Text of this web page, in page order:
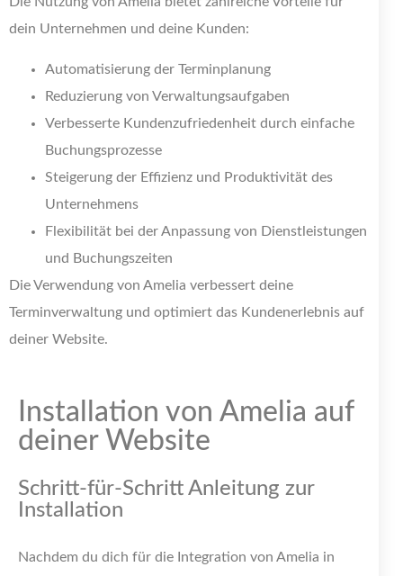
dein Unternehmen und deine Kunden:
Automatisierung der Terminplanung
Reduzierung von Verwaltungsaufgaben
Verbesserte Kundenzufriedenheit durch einfache
Buchungsprozesse
Steigerung der Effizienz und Produktivität des
Unternehmens
Flexibilität bei der Anpassung von Dienstleistungen
und Buchungszeiten
Die Verwendung von Amelia verbessert deine
Terminverwaltung und optimiert das Kundenerlebnis auf
deiner Website.
Installation von Amelia auf
deiner Website
Schritt-für-Schritt Anleitung zur
Installation
Nachdem du dich für die Integration von Amelia in